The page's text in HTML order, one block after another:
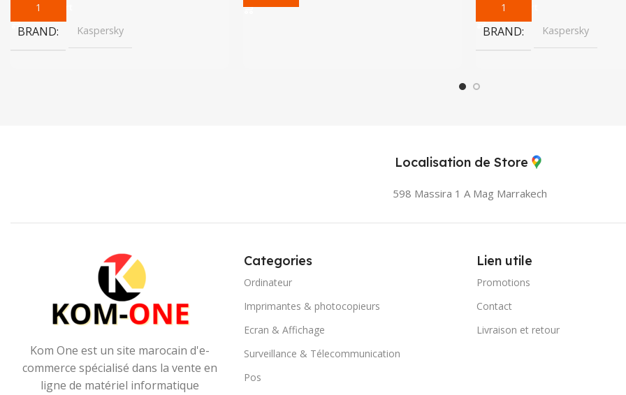
Add To Cart
BRAND Kaspersky
Add To Cart
BRAND Kaspersky
Localisation de Store
598 Massira 1 A Mag Marrakech
Kom One est un site marocain d'e-
commerce spécialisé dans la vente en
ligne de matériel informatique
Categories
Ordinateur
Imprimantes & photocopieurs
Ecran & Affichage
Surveillance & Télecommunication
Pos
Lien utile
Promotions
Contact
Livraison et retour